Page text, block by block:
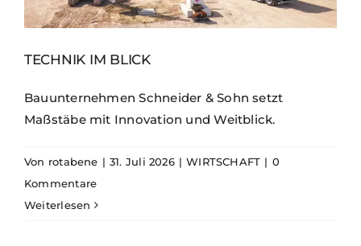
TECHNIK IM BLICK
Bauunternehmen Schneider & Sohn setzt
Maßstäbe mit Innovation und Weitblick.
Von rotabene | 31. Juli 2026 | WIRTSCHAFT | 0
Kommentare
Weiterlesen